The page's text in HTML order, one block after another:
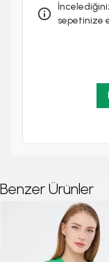
sepetinize
Benzer Ürünler